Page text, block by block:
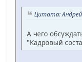
Цитата: Андрей
А чего
"Кадровый